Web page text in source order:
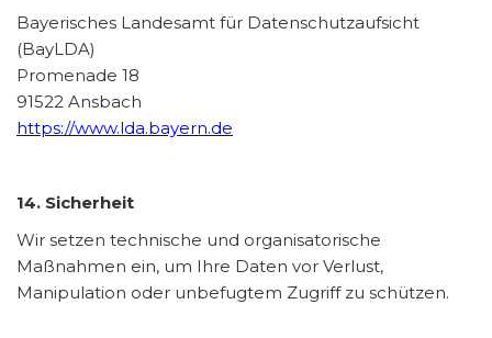
Bayerisches Landesamt für Datenschutzaufsicht
(BayLDA)
Promenade 18
91522 Ansbach
https://www.lda.bayern.de
14. Sicherheit
Wir setzen technische und organisatorische
Maßnahmen ein, um Ihre Daten vor Verlust,
Manipulation oder unbefugtem Zugriff zu schützen.